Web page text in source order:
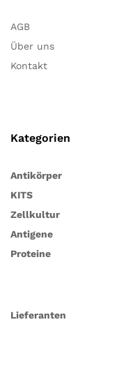
AGB
Über uns
Kontakt
Kategorien
Antikörper
KITS
Zellkultur
Antigene
Proteine
Lieferanten